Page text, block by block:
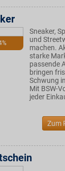
Sneaker,
und
machen.
starke
passende
bringen
Schwung
Mit BSW-
jeder
Zum